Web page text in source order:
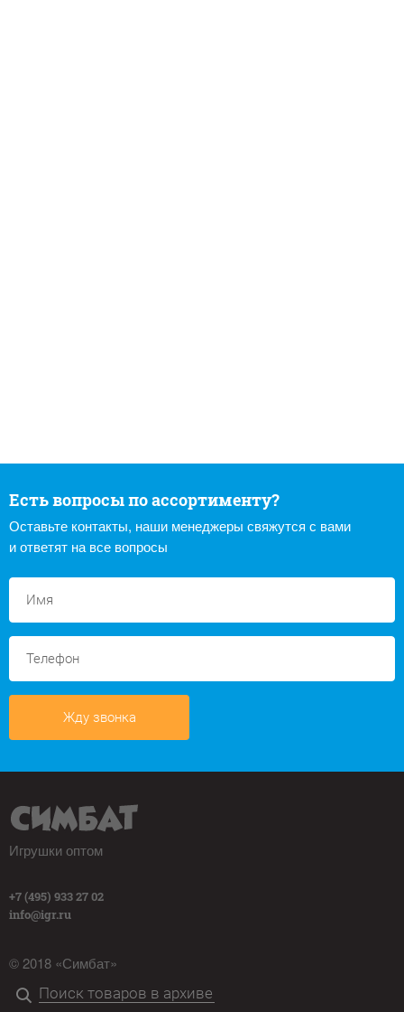
Есть вопросы по ассортименту?
Оставьте контакты, наши менеджеры свяжутся с вами
и ответят на все вопросы
Жду звонка
Игрушки оптом
+7 (495) 933 27 02
info@igr.ru
© 2018 «Симбат»